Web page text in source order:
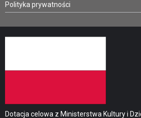
Polityka prywatności
Dotacja celowa z Ministerstwa Kultury i